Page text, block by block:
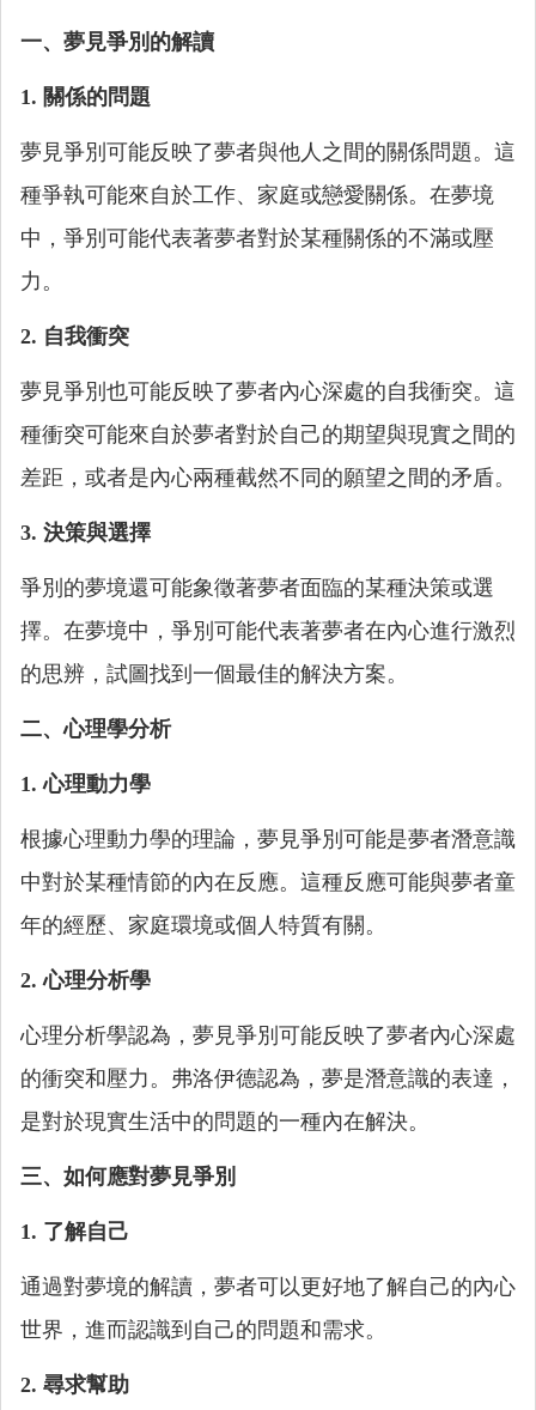
一、夢見爭別的解讀
1. 關係的問題
夢見爭別可能反映了夢者與他人之間的關係問題。這
種爭執可能來自於工作、家庭或戀愛關係。在夢境
中，爭別可能代表著夢者對於某種關係的不滿或壓
力。
2. 自我衝突
夢見爭別也可能反映了夢者內心深處的自我衝突。這
種衝突可能來自於夢者對於自己的期望與現實之間的
差距，或者是內心兩種截然不同的願望之間的矛盾。
3. 決策與選擇
爭別的夢境還可能象徵著夢者面臨的某種決策或選
擇。在夢境中，爭別可能代表著夢者在內心進行激烈
的思辨，試圖找到一個最佳的解決方案。
二、心理學分析
1. 心理動力學
根據心理動力學的理論，夢見爭別可能是夢者潛意識
中對於某種情節的內在反應。這種反應可能與夢者童
年的經歷、家庭環境或個人特質有關。
2. 心理分析學
心理分析學認為，夢見爭別可能反映了夢者內心深處
的衝突和壓力。弗洛伊德認為，夢是潛意識的表達，
是對於現實生活中的問題的一種內在解決。
三、如何應對夢見爭別
1. 了解自己
通過對夢境的解讀，夢者可以更好地了解自己的內心
世界，進而認識到自己的問題和需求。
2. 尋求幫助